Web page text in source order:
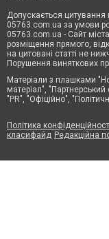
Допускається цитування
05763.com.ua за умови
05763.com.ua - Сайт
розміщення прямого,
на цитовані статті не
Порушення виняткових
Матеріали з плашками
матеріал", "Партнерський
"PR", "Офіційно",
Політика
класифайд Редакційна